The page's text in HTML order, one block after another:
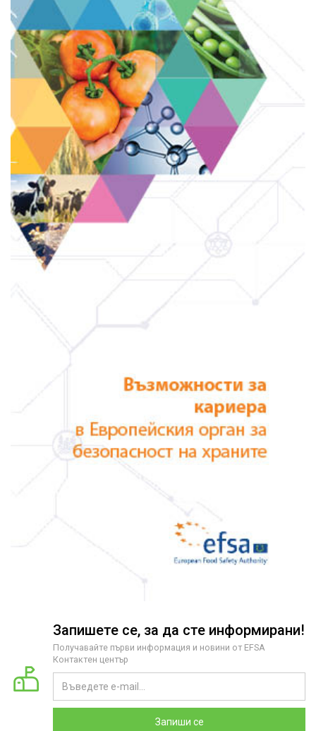
Запишете се, за да сте информирани!
Получавайте първи информация и новини от EFSA
Контактен център
Запиши се